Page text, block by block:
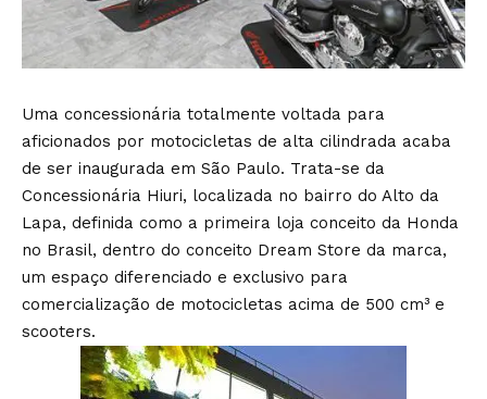
Uma concessionária totalmente voltada para
aficionados por motocicletas de alta cilindrada acaba
de ser inaugurada em São Paulo. Trata-se da
Concessionária Hiuri, localizada no bairro do Alto da
Lapa, definida como a primeira loja conceito da Honda
no Brasil, dentro do conceito Dream Store da marca,
um espaço diferenciado e exclusivo para
comercialização de motocicletas acima de 500 cm³ e
scooters.